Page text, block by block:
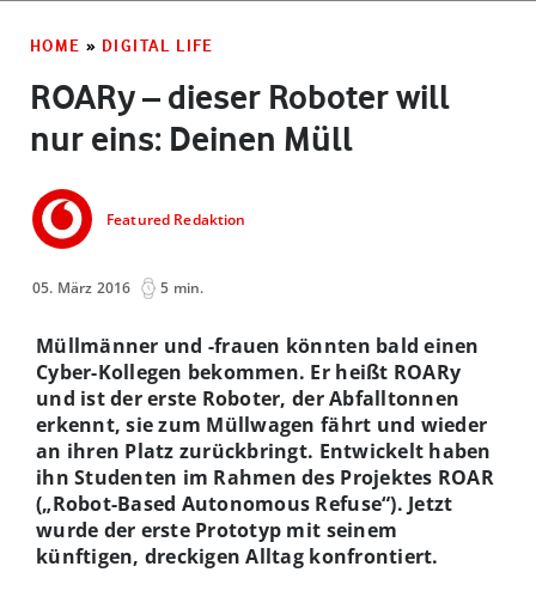
HOME » DIGITAL LIFE
ROARy – dieser Roboter will
nur eins: Deinen Müll
Featured Redaktion
05. März 2016 5 min.
Müllmänner und -frauen könnten bald einen
Cyber-Kollegen bekommen. Er heißt ROARy
und ist der erste Roboter, der Abfalltonnen
erkennt, sie zum Müllwagen fährt und wieder
an ihren Platz zurückbringt. Entwickelt haben
ihn Studenten im Rahmen des Projektes ROAR
(„Robot-Based Autonomous Refuse“). Jetzt
wurde der erste Prototyp mit seinem
künftigen, dreckigen Alltag konfrontiert.